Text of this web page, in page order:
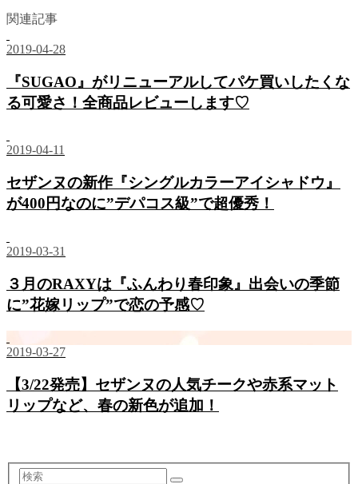
関連記事
2019-04-28
『SUGAO』がリニューアルしてパケ買いしたくな
る可愛さ！全商品レビューします♡
2019-04-11
セザンヌの新作『シングルカラーアイシャドウ』
が400円なのに”デパコス級”で超優秀！
2019-03-31
３月のRAXYは『ふんわり春印象』出会いの季節
に”花嫁リップ”で恋の予感♡
2019-03-27
【3/22発売】セザンヌの人気チークや赤系マット
リップなど、春の新色が追加！
検